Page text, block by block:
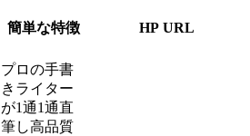
簡単な特徴 HP URL
プロの手書
きライター
が1通1通直
筆し高品質